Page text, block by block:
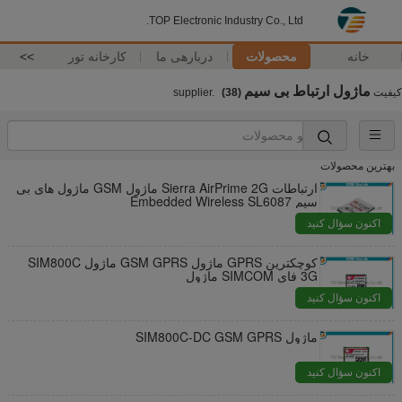
TOP Electronic Industry Co., Ltd.
خانه محصولات دربارهی ما کارخانه تور >>
کیفیت ماژول ارتباط بی سیم (38)
بهترین محصولات
ارتباطات Sierra AirPrime 2G ماژول GSM ماژول های بی
سیم Embedded Wireless SL6087
اکنون سؤال کنید
کوچکترین GPRS ماژول GSM GPRS ماژول SIM800C
3G فای SIMCOM ماژول
اکنون سؤال کنید
ماژول SIM800C-DC GSM GPRS
اکنون سؤال کنید